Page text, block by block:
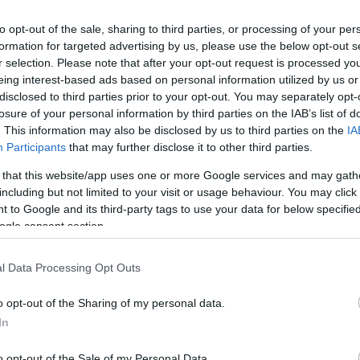
opt-out of the sale, sharing to third parties, or processing of your
for targeted advertising by us, please use the below opt-out
selection. Please note that after your opt-out request is processed
interest-based ads based on personal information utilized by us
to third parties prior to your opt-out. You may separately
of your personal information by third parties on the IAB’s list of
This information may also be disclosed by us to third parties on the
Participants that may further disclose it to other third parties.
that this website/app uses one or more Google services and may
but not limited to your visit or usage behaviour. You may
to Google and its third-party tags to use your data for below
consent section.
Data Processing Opt Outs
opt-out of the Sharing of my personal data.
Pays D’Aix Natation. Οι αγώνες
9, 10:30) με αντίπαλο τη Jug Dubrovnik. Όλοι
στοhttps://euroaquaticstv.com/.
0-3, 1-4, 2-3, 1-1.
(Μάζης): Ριστίσεβιτς, Πορτοκάλης,
2, Νικολαϊδης, Κουρούβανης ,
, Παπασηφάκης 2, Αγκόρτσας 1, Ράσοβιτς,
:Μπραγκαντίνι 1, Λουόνγκο 2,